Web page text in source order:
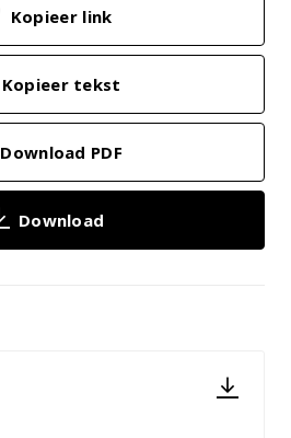
Kopieer link
Kopieer tekst
Download PDF
Download